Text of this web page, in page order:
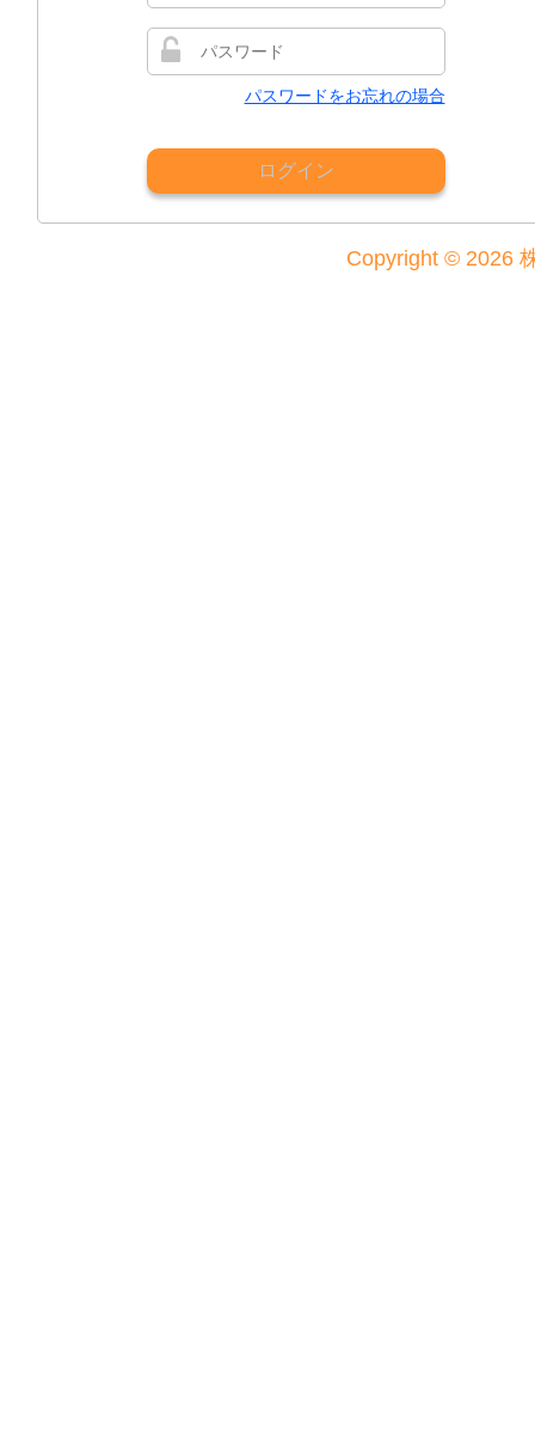
パスワードをお忘れの場合
ログイン
Copyright © 2026